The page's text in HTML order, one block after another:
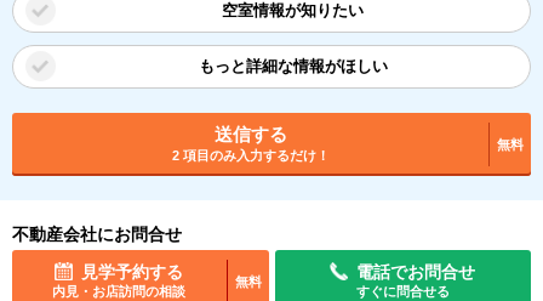
空室情報が知りたい
もっと詳細な情報がほしい
送信する
2 項目のみ入力するだけ！
無料
不動産会社にお問合せ
見学予約する
内見・お店訪問の相談
無料
電話でお問合せ
すぐに問合せる